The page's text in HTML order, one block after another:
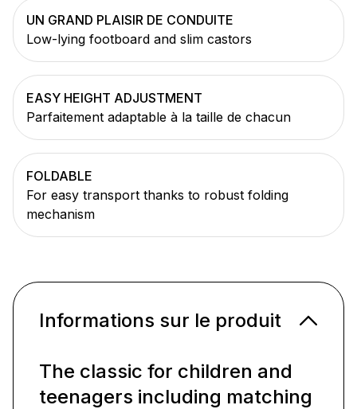
UN GRAND PLAISIR DE CONDUITE
Low-lying footboard and slim castors
EASY HEIGHT ADJUSTMENT
Parfaitement adaptable à la taille de chacun
FOLDABLE
For easy transport thanks to robust folding
mechanism
Informations sur le produit
The classic for children and
teenagers including matching